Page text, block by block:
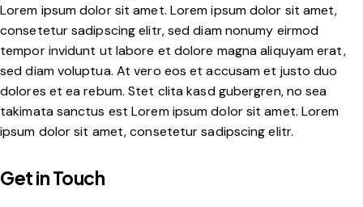
Lorem ipsum dolor sit amet. Lorem ipsum dolor sit amet,
consetetur sadipscing elitr, sed diam nonumy eirmod
tempor invidunt ut labore et dolore magna aliquyam erat,
sed diam voluptua. At vero eos et accusam et justo duo
dolores et ea rebum. Stet clita kasd gubergren, no sea
takimata sanctus est Lorem ipsum dolor sit amet. Lorem
ipsum dolor sit amet, consetetur sadipscing elitr.
Get in Touch